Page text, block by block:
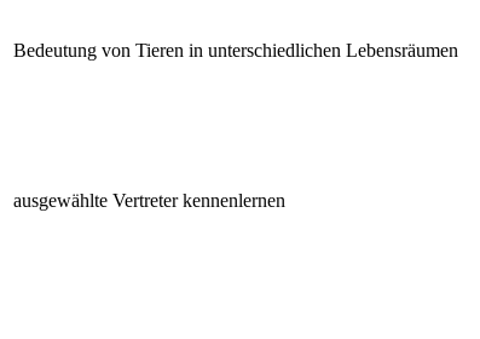
Bedeutung von Tieren in unterschiedlichen Lebensräumen
ausgewählte Vertreter kennenlernen